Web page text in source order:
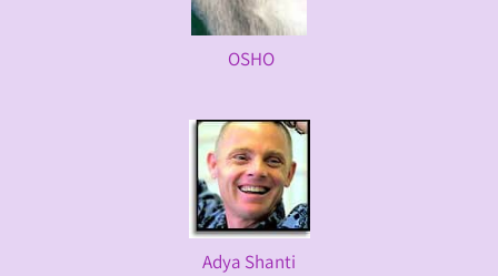
OSHO
Adya Shanti